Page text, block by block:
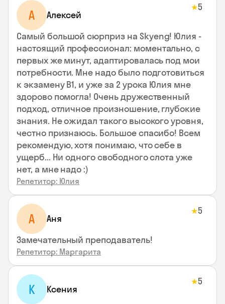
А Алексей
★5
Самый большой сюрприз на Skyeng! Юлия -
настоящий профессионал: моментально, с
первых же минут, адаптировалась под мои
потребности. Мне надо было подготовиться
к экзамену В1, и уже за 2 урока Юлия мне
здорово помогла! Очень дружественный
подход, отличное произношение, глубокие
знания. Не ожидал такого высокого уровня,
честно признаюсь. Большое спасибо! Всем
рекомендую, хотя понимаю, что себе в
ущерб... Ни одного свободного слота уже
нет, а мне надо :)
Репетитор: Юлия
А Аня
★5
Замечательный преподаватель!
Репетитор: Маргарита
К Ксения
★5